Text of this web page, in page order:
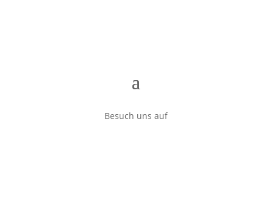
Besuch uns auf